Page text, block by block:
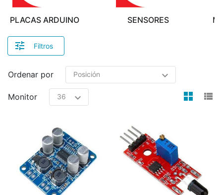
PLACAS ARDUINO SENSORES
Filtros
Ordenar por
Monitor